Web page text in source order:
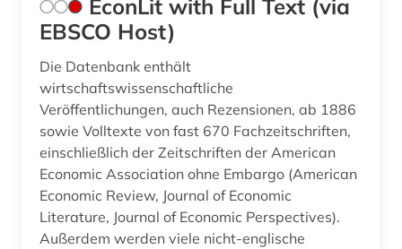
EconLit with Full Text (via
EBSCO Host)
Die Datenbank enthält
wirtschaftswissenschaftliche
Veröffentlichungen, auch Rezensionen, ab 1886
sowie Volltexte von fast 670 Fachzeitschriften,
einschließlich der Zeitschriften der American
Economic Association ohne Embargo (American
Economic Review, Journal of Economic
Literature, Journal of Economic Perspectives).
Außerdem werden viele nicht-englische